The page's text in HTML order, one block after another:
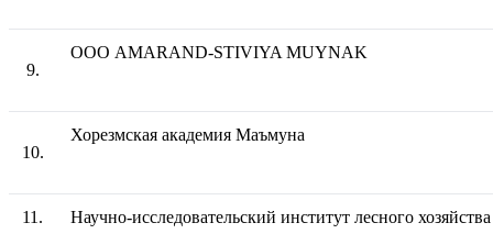
9.
ООО AMARAND-STIVIYA MUYNAK
10.
Хорезмская академия Маъмуна
11. Научно-исследовательский институт лесного